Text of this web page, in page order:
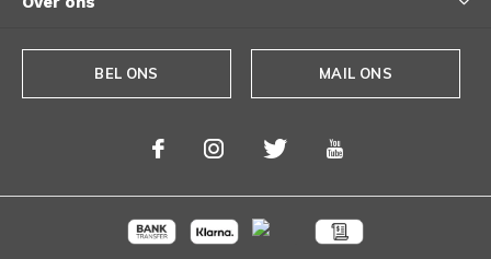
BEL ONS MAIL ONS